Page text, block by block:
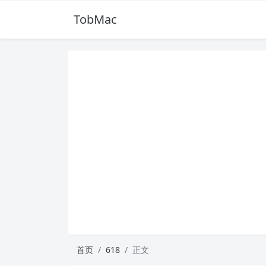
TobMac
首页 618 正文